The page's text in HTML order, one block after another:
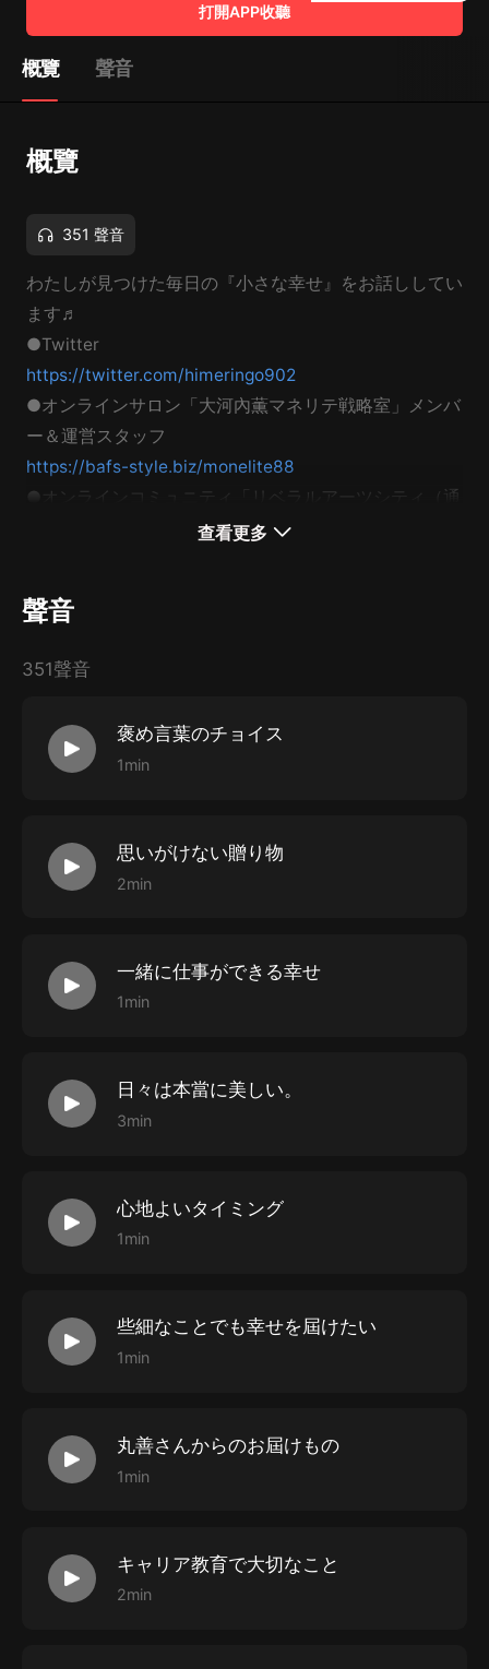
打開APP收聽
概覽 聲音
概覽
351 聲音
わたしが見つけた毎日の『小さな幸せ』をお話ししてい
ます♬
●Twitter
https://twitter.com/himeringo902
●オンラインサロン「大河內薫マネリテ戦略室」メンバ
ー＆運営スタッフ
https://bafs-style.biz/monelite88
●オンラインコミュニティ「リベラルアーツシティ（通
稱：リベシティ）」応援會員
查看更多
聲音
351聲音
褒め言葉のチョイス
1min
思いがけない贈り物
2min
一緒に仕事ができる幸せ
1min
日々は本當に美しい。
3min
心地よいタイミング
1min
些細なことでも幸せを屆けたい
1min
丸善さんからのお屆けもの
1min
キャリア教育で大切なこと
2min